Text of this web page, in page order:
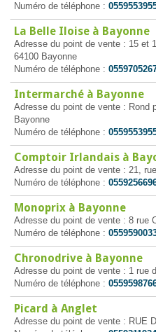
Numéro de téléphone :
La Belle Iloise à Bayonne
Adresse du point de vente : 15 et
64100 Bayonne
Numéro de téléphone :
Intermarché à Bayonne
Adresse du point de vente : Rond
Bayonne
Numéro de téléphone :
Comptoir Irlandais à
Adresse du point de vente : 21,
Numéro de téléphone :
Monoprix à Bayonne
Adresse du point de vente : 8 rue
Numéro de téléphone :
Chronodrive à Bayonne
Adresse du point de vente : 1 rue
Numéro de téléphone :
Picard à Anglet
Adresse du point de vente : RUE